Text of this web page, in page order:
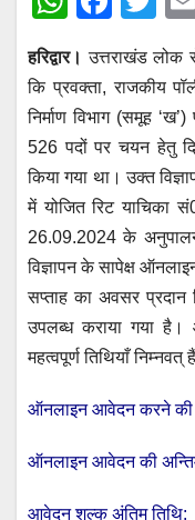
at
s
A
p
p
c
e
b
o
o
k
wi
tt
er
हरिद्वार। उत्तराखंड लोक
कि प्रवक्ता, राजकीय
निर्माण विभाग (समूह
526 पदों पर चयन हेतु
किया गया था। उक्त
में योजित रिट याचिका
26.09.2024 के
विज्ञापन के सापेक्ष
सप्ताह का अवसर
उपलब्ध कराया गया
महत्वपूर्ण तिथियाँ निम्नवत्
ऑनलाइन आवेदन करने की
ऑनलाइन आवेदन की
आवेदन शुल्क अंतिम तिथि: